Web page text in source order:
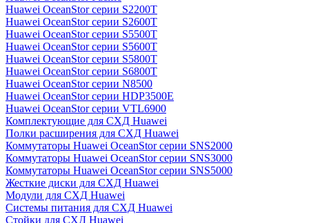
Huawei OceanStor серии S2200T
Huawei OceanStor серии S2600T
Huawei OceanStor серии S5500T
Huawei OceanStor серии S5600T
Huawei OceanStor серии S5800T
Huawei OceanStor серии S6800T
Huawei OceanStor серии N8500
Huawei OceanStor серии HDP3500E
Huawei OceanStor серии VTL6900
Комплектующие для СХД Huawei
Полки расширения для СХД Huawei
Коммутаторы Huawei OceanStor серии SNS2000
Коммутаторы Huawei OceanStor серии SNS3000
Коммутаторы Huawei OceanStor серии SNS5000
Жесткие диски для СХД Huawei
Модули для СХД Huawei
Системы питания для СХД Huawei
Стойки для СХД Huawei